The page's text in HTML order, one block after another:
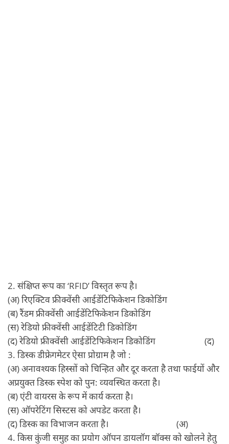
2. संक्षिप्‍त रूप का ‘RFID’ विस्‍तृत रूप है।
(अ) रिएक्टिव फ्रीक्‍वेंसी आईडेंटिफिकेशन डिकोडिंग
(ब) रैंडम फ्रीक्‍वेंसी आईडेंटिफिकेशन डिकोडिंग
(स) रेडियो फ्रीक्‍वेंसी आईडेंटिटी डिकोडिंग
(द) रेडियो फ्रीक्‍वेंसी आईडेंटिफिकेशन डिकोडिंग (द)
3. डिस्‍क डीफ्रेगमेटर ऐसा प्रोग्राम है जो :
(अ) अनावश्‍यक हिस्‍सों को चिन्हित और दूर करता है तथा फाईयों और
अप्रयुक्‍त डिस्‍क स्‍पेश को पुन: व्‍यवस्थित करता है।
(ब) एंटी वायरस के रूप में कार्य करता है।
(स) ऑपरेटिंग सिस्‍टस को अपडेट करता है।
(द) डिस्‍क का विभाजन करता है। (अ)
4. किस कुंजी समुह का प्रयोग ऑपन डायलॉग बॉक्‍स को खोलने हेतु